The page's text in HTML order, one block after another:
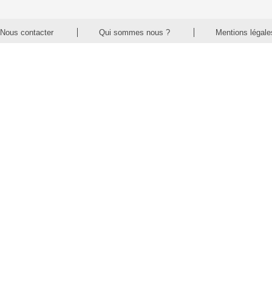
Nous contacter Qui sommes nous ? Mentions